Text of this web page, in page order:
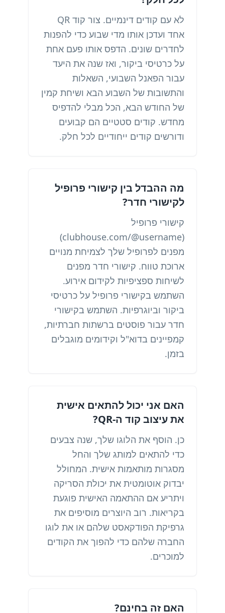
לא עם קודים דינמיים. צור קוד QR
אחד ועדכן אותו מדי שבוע כדי להפנות
לחדרים שונים. הדפס אותו פעם אחת
על כרטיסי ביקור, ואז שנה את היעד
עבור הפאנל השבועי, השאלות
והתשובות של השבוע הבא ושיחת קמין
של החודש הבא, הכל מבלי להדפיס
מחדש. קודים סטטיים הם קבועים
ודורשים קודים ייחודיים לכל חלק.
מה ההבדל בין קישורי פרופיל
לקישורי חדר?
קישורי פרופיל
(clubhouse.com/@username)
מפנים לפרופיל שלך לצמיחת מנויים
ארוכת טווח. קישורי חדר מפנים
לשיחות ספציפיות לקידום אירוע.
השתמש בקישורי פרופיל על כרטיסי
ביקור וביוגרפיות. השתמש בקישורי
חדר עבור פוסטים ברשתות חברתיות,
קמפיינים בדוא"ל וקידומים מוגבלים
בזמן.
האם אני יכול להתאים אישית
את עיצוב קוד ה-QR?
כן. הוסף את הלוגו שלך, שנה צבעים
כדי להתאים למותג שלך והחל
מסגרות מותאמות אישית. המחולל
יבדוק אוטומטית את יכולת הסריקה
ויתריע אם ההתאמה האישית פוגעת
בקריאות. רוב היוצרים מוסיפים את
גרפיקת הפודקאסט שלהם או את לוגו
החברה שלהם כדי להפוך את הקודים
למוכרים.
האם זה בחינם?